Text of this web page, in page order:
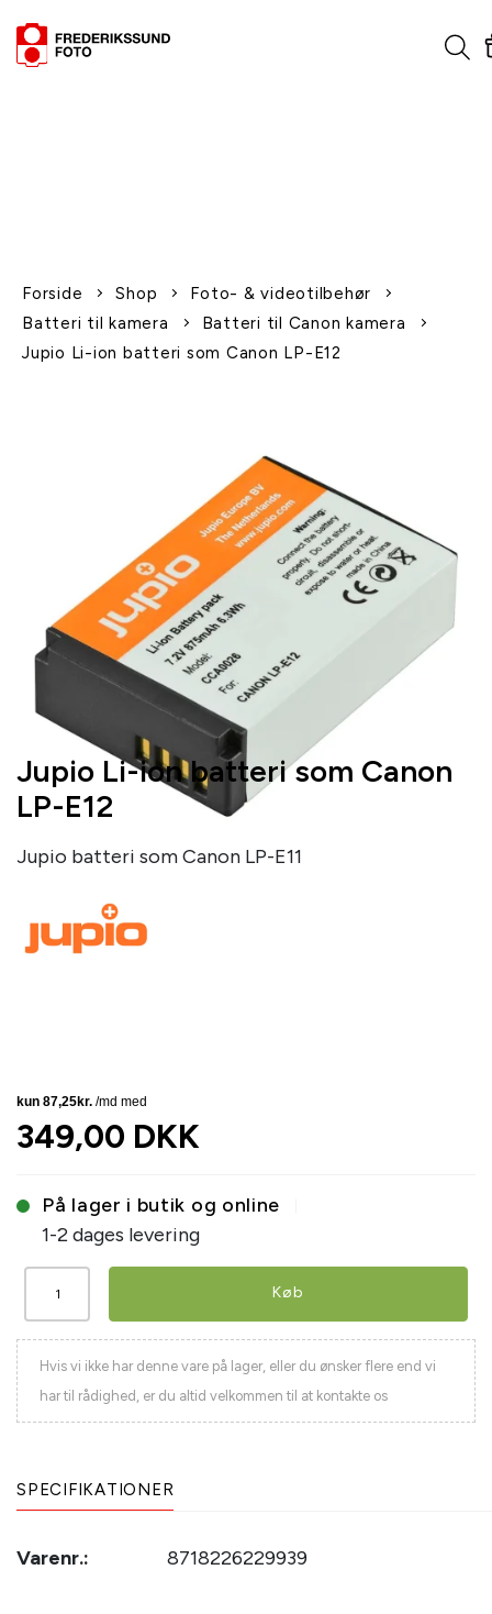
Forside Shop
Foto- & videotilbehør
Batteri til kamera
Batteri til Canon kamera
Jupio Li-ion batteri som Canon LP-E12
Jupio Li-ion batteri som Canon
LP-E12
Jupio batteri som Canon LP-E11
349,00 DKK
På lager i butik og online
1-2 dages levering
Køb
Hvis vi ikke har denne vare på lager, eller du ønsker flere end vi
har til rådighed, er du altid velkommen til at kontakte os
SPECIFIKATIONER
Varenr.: 8718226229939